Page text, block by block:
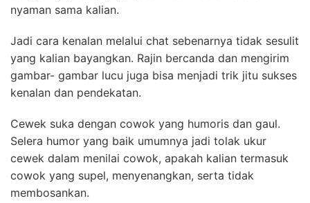
nyaman sama kalian.
Jadi cara kenalan melalui chat sebenarnya tidak sesulit
yang kalian bayangkan. Rajin bercanda dan mengirim
gambar- gambar lucu juga bisa menjadi trik jitu sukses
kenalan dan pendekatan.
Cewek suka dengan cowok yang humoris dan gaul.
Selera humor yang baik umumnya jadi tolak ukur
cewek dalam menilai cowok, apakah kalian termasuk
cowok yang supel, menyenangkan, serta tidak
membosankan.